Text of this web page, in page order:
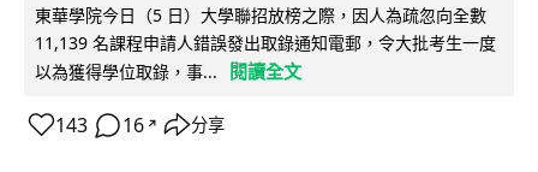
東華學院今日（5 日）大學聯招放榜之際，因人為疏忽向全數
11,139 名課程申請人錯誤發出取錄通知電郵，令大批考生一度
以為獲得學位取錄，事...
閱讀全文
143 16 ↗ 分享